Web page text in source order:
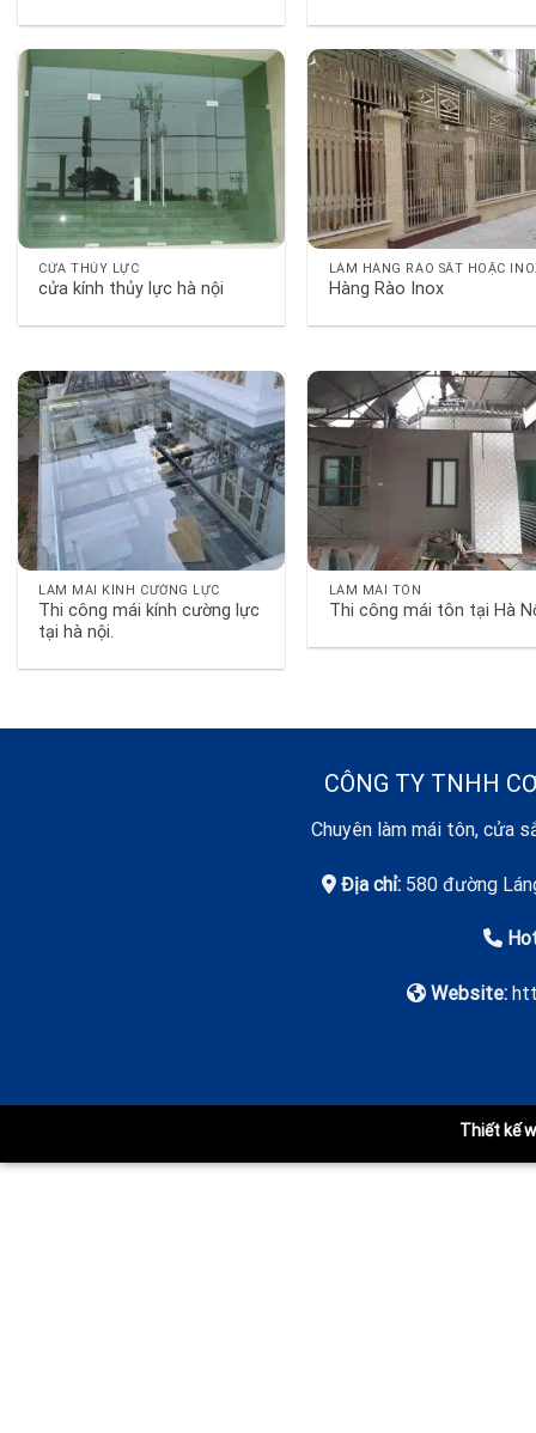
CỬA THỦY LỰC
cửa kính thủy lực hà nội
LÀM HÀNG RÀO SẮT HOẶC
Hàng Rào Inox
LÀM MÁI KÍNH CƯỜNG LỰC
Thi công mái kính cường lực
tại hà nội.
LÀM MÁI TÔN
Thi công mái tôn tại Hà
CÔNG TY TNHH
Chuyên làm mái tôn, cửa
Địa chỉ: 580 đường
Website:
Thiết kế